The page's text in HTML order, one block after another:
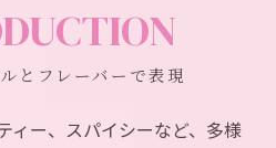
とフレーバーで表現
ィー、スパイシーなど、多様